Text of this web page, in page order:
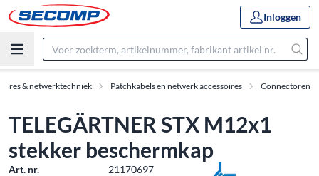
Inloggen
& netwerktechniek Patchkabels en netwerk accessoires Connectoren
TELEGÄRTNER STX M12x1
stekker beschermkap
Art. nr.
21170697